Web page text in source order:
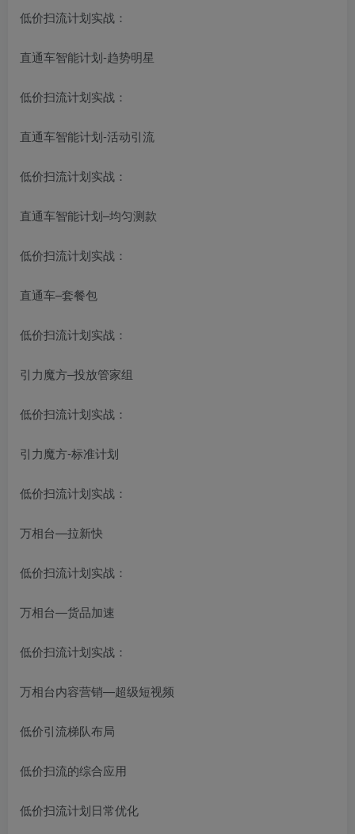
低价扫流计划实战：
直通车智能计划-趋势明星
低价扫流计划实战：
直通车智能计划-活动引流
低价扫流计划实战：
直通车智能计划–均匀测款
低价扫流计划实战：
直通车–套餐包
低价扫流计划实战：
引力魔方–投放管家组
低价扫流计划实战：
引力魔方-标准计划
低价扫流计划实战：
万相台—拉新快
低价扫流计划实战：
万相台—货品加速
低价扫流计划实战：
万相台内容营销—超级短视频
低价引流梯队布局
低价扫流的综合应用
低价扫流计划日常优化